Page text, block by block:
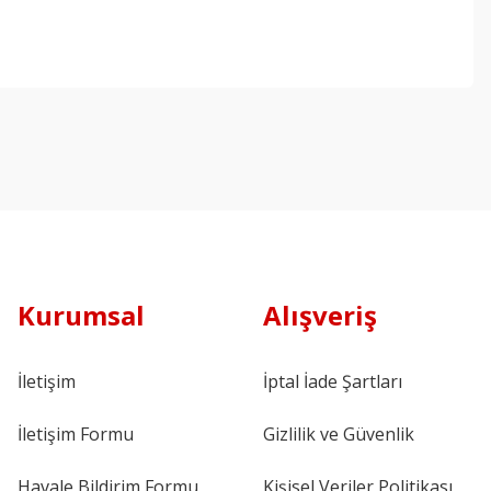
Kurumsal
İletişim
İletişim Formu
Alışveriş
İptal İade Şartları
Gizlilik ve Güvenlik